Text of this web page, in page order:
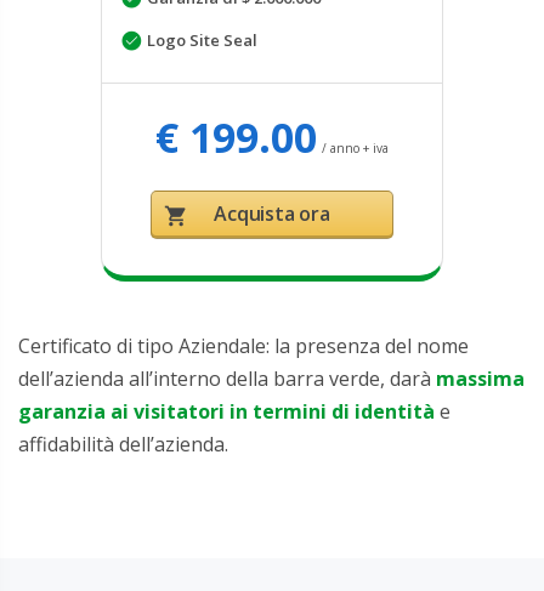
Logo Site Seal
€ 199.00 / anno + iva
shopping_cart Acquista ora
Certificato di tipo Aziendale: la presenza del nome
dell’azienda all’interno della barra verde, darà massima
garanzia ai visitatori in termini di identità e
affidabilità dell’azienda.